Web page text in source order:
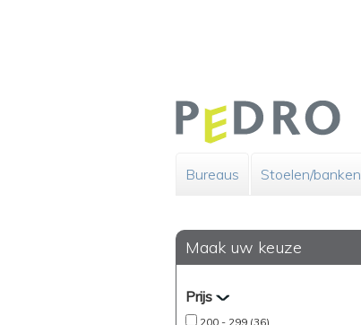
Bureaus Stoelen/banken
Maak uw keuze
Prijs
200 - 299 (36)